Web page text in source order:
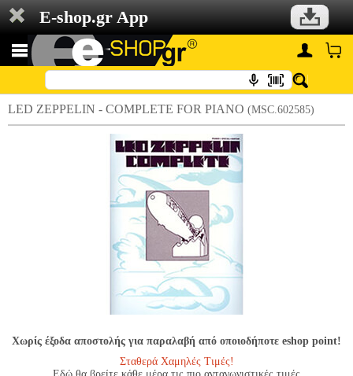
E-shop.gr App
LED ZEPPELIN - COMPLETE FOR PIANO (MSC.602585)
Χωρίς έξοδα αποστολής για παραλαβή από οποιοδήποτε eshop point!
Σταθερά Χαμηλές Τιμές!